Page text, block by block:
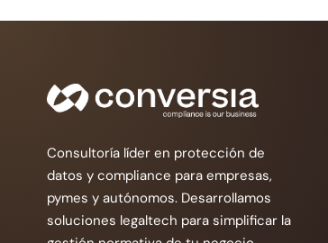
Consultoría líder en protección de
datos y compliance para empresas,
pymes y autónomos. Desarrollamos
soluciones legaltech para simplificar la